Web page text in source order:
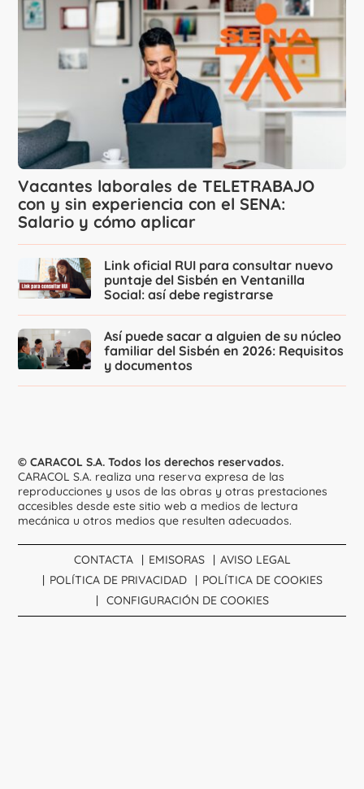
Vacantes laborales de TELETRABAJO
con y sin experiencia con el SENA:
Salario y cómo aplicar
Link oficial RUI para consultar nuevo
puntaje del Sisbén en Ventanilla
Social: así debe registrarse
Así puede sacar a alguien de su núcleo
familiar del Sisbén en 2026: Requisitos
y documentos
© CARACOL S.A. Todos los derechos reservados.
CARACOL S.A. realiza una reserva expresa de las
reproducciones y usos de las obras y otras prestaciones
accesibles desde este sitio web a medios de lectura
mecánica u otros medios que resulten adecuados.
CONTACTA EMISORAS
AVISO LEGAL
POLÍTICA DE PRIVACIDAD
POLÍTICA DE COOKIES
CONFIGURACIÓN DE COOKIES